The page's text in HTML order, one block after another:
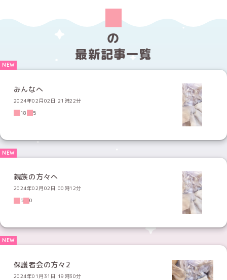
の
最新記事一覧
みんなへ
2024年02月02日 21時22分
18
5
親族の方々へ
2024年02月02日 00時12分
5
0
保護者会の方々2
2024年01月31日 19時30分